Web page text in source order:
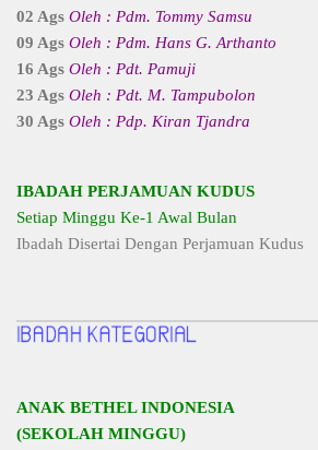
02 Ags Oleh : Pdm. Tommy Samsu
09 Ags Oleh : Pdm. Hans G. Arthanto
16 Ags Oleh : Pdt. Pamuji
23 Ags Oleh : Pdt. M. Tampubolon
30 Ags Oleh : Pdp. Kiran Tjandra
IBADAH PERJAMUAN KUDUS
Setiap Minggu Ke-1 Awal Bulan
Ibadah Disertai Dengan Perjamuan Kudus
ANAK BETHEL INDONESIA
(SEKOLAH MINGGU)